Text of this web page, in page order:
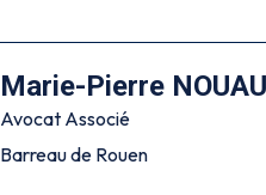
Marie-Pierre
Avocat Associé
Barreau de Rouen